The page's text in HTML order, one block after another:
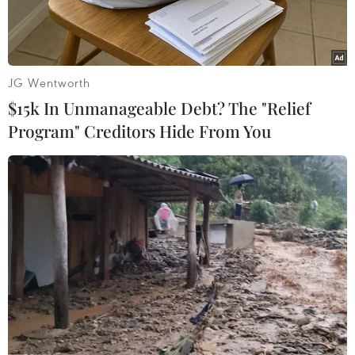
Ảnh minh họa. (Nguồn: TTXVN)
Dù thời tiết thuận lợi, sản lượng muối đạt khá
cao, nhưng không vì thế mà người làm muối ở
Ninh Thuận phấn khởi bởi giá muối thời gian
gần đây liên tục giảm mạnh.
Với giá bán muối từ 500 đồng đến 550 đồng/kg
JG Wentworth
$15k In Unmanageable Debt? The "Relief
Program" Creditors Hide From You